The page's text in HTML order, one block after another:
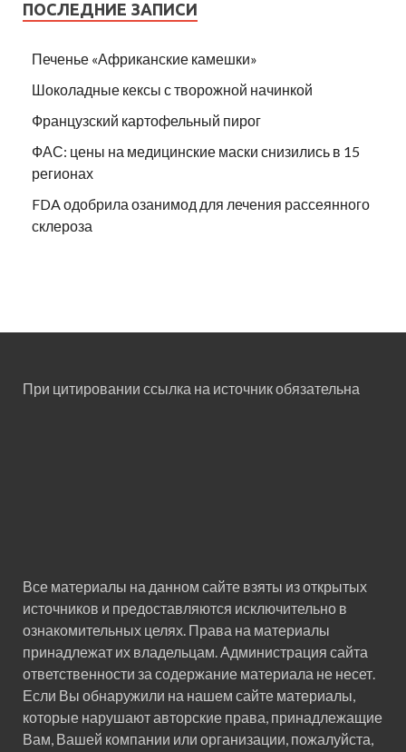
ПОСЛЕДНИЕ ЗАПИСИ
Печенье «Африканские камешки»
Шоколадные кексы с творожной начинкой
Французский картофельный пирог
ФАС: цены на медицинские маски снизились в 15
регионах
FDA одобрила озанимод для лечения рассеянного
склероза
При цитировании ссылка на источник обязательна
Все материалы на данном сайте взяты из открытых
источников и предоставляются исключительно в
ознакомительных целях. Права на материалы
принадлежат их владельцам. Администрация сайта
ответственности за содержание материала не несет.
Если Вы обнаружили на нашем сайте материалы,
которые нарушают авторские права, принадлежащие
Вам, Вашей компании или организации, пожалуйста,